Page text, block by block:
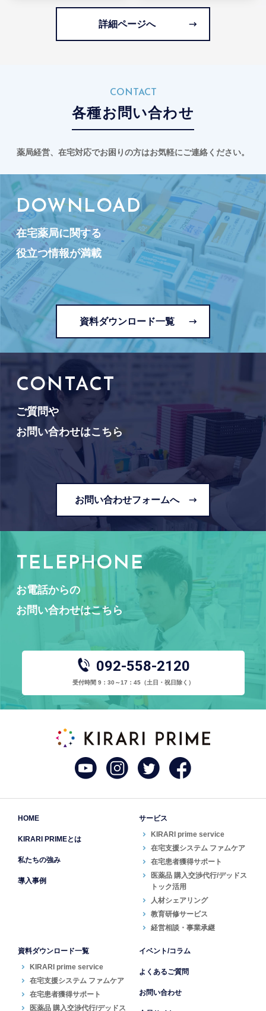
詳細ページへ
CONTACT
各種お問い合わせ
薬局経営、在宅対応でお困りの方はお気軽にご連絡ください。
DOWNLOAD
在宅薬局に関する
役立つ情報が満載
資料ダウンロード一覧
CONTACT
ご質問や
お問い合わせはこちら
お問い合わせフォームへ
TELEPHONE
お電話からの
お問い合わせはこちら
092-558-2120
受付時間 9：30～17：45（土日・祝日除く）
HOME
KIRARI PRIMEとは
私たちの強み
導入事例
サービス
KIRARI prime service
在宅支援システム ファムケア
在宅患者獲得サポート
医薬品 購入交渉代行/デッドス
トック活用
人材シェアリング
教育研修サービス
経営相談・事業承継
資料ダウンロード一覧
KIRARI prime service
在宅支援システム ファムケア
在宅患者獲得サポート
医薬品 購入交渉代行/デッドス
イベント/コラム
よくあるご質問
お問い合わせ